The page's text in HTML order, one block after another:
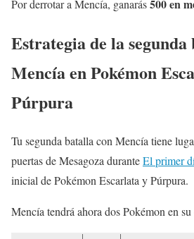
Por derrotar a Mencía, ganarás500 en
Estrategia de la segunda
Mencía en Pokémon
Púrpura
Tu segunda batalla con Mencía tiene
puertas de Mesagoza duranteEl primer
inicial de Pokémon Escarlata y Púrpura.
Mencía tendrá ahora dos Pokémon en